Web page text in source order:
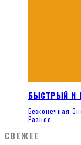
БЫСТРЫЙ И
Бесконечная
Разное
СВЕЖЕЕ